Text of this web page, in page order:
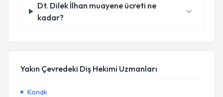
Dt. Dilek İlhan muayene ücreti ne
kadar?
Yakın Çevredeki Diş Hekimi Uzmanları
Konak